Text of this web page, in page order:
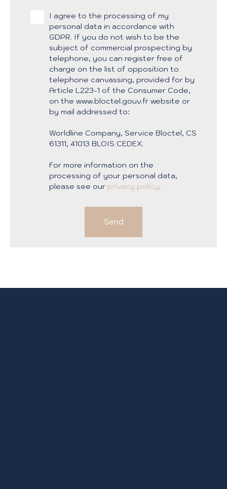
I agree to the processing of my
personal data in accordance with
GDPR. If you do not wish to be the
subject of commercial prospecting by
telephone, you can register free of
charge on the list of opposition to
telephone canvassing, provided for by
Article L223-1 of the Consumer Code,
on the www.bloctel.gouv.fr website or
by mail addressed to:
Worldline Company, Service Bloctel, CS
61311, 41013 BLOIS CEDEX.
For more information on the
processing of your personal data,
please see our privacy policy.
Send